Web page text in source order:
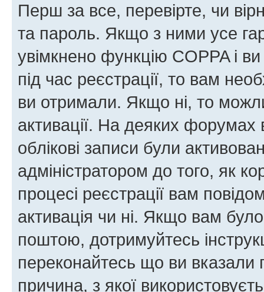
Перш за все, перевірте, чи
та пароль. Якщо з ними усе
увімкнено функцію COPPA і
під час реєстрації, то вам
ви отримали. Якщо ні, то
активації. На деяких форумах
облікові записи були
адміністратором до того, як
процесі реєстрації вам
активація чи ні. Якщо вам
поштою, дотримуйтесь
переконайтесь що ви
причина, з якої